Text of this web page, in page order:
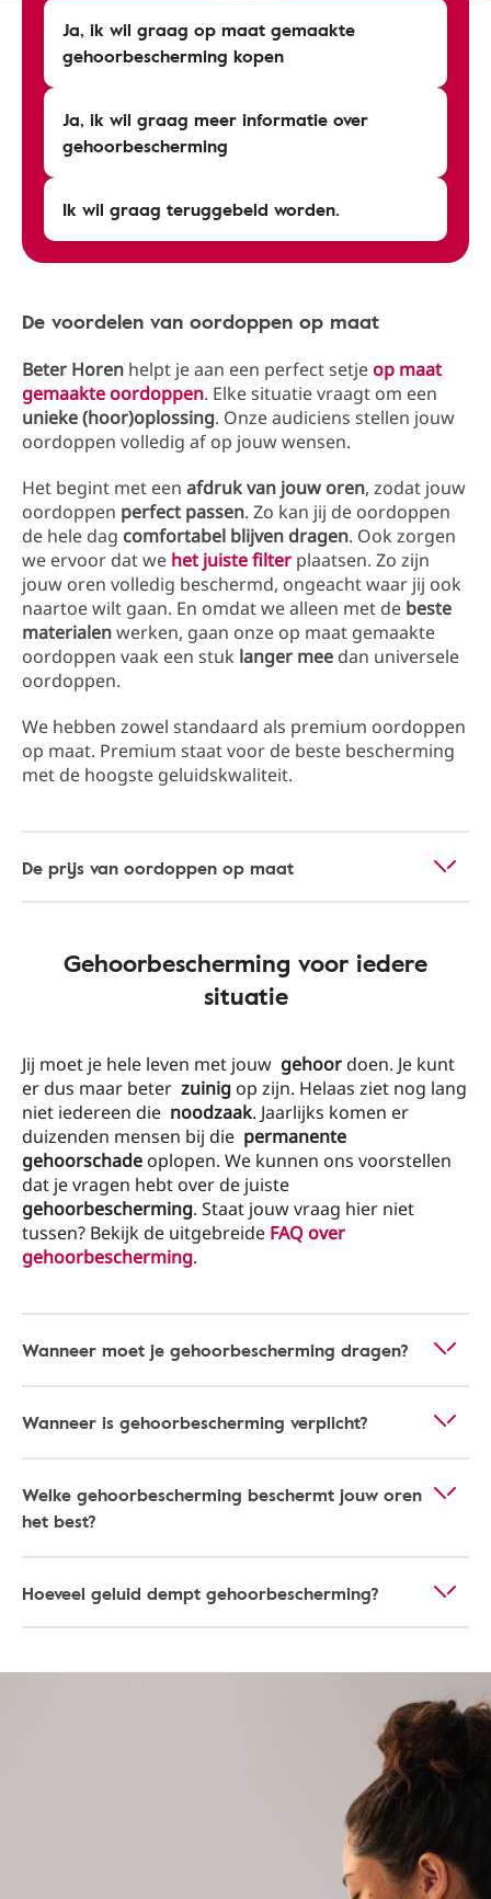
Ja, ik wil graag op maat gemaakte
gehoorbescherming kopen
Ja, ik wil graag meer informatie over
gehoorbescherming
Ik wil graag teruggebeld worden.
De voordelen van oordoppen op maat
Beter Horen helpt je aan een perfect setjeop maat
gemaakte oordoppen. Elke situatie vraagt om een
unieke (hoor)oplossing. Onze audiciens stellen jouw
oordoppen volledig af op jouw wensen.
Het begint met een afdruk van jouw oren, zodat jouw
oordoppen perfect passen. Zo kan jij de oordoppen
de hele dag comfortabel blijven dragen. Ook zorgen
we ervoor dat we het juiste filter plaatsen. Zo zijn
jouw oren volledig beschermd, ongeacht waar jij ook
naartoe wilt gaan. En omdat we alleen met de beste
materialenwerken, gaan onze op maat gemaakte
oordoppen vaak een stuk langer mee dan universele
oordoppen.
We hebben zowel standaard als premium oordoppen
op maat. Premium staat voor de beste bescherming
met de hoogste geluidskwaliteit.
De prijs van oordoppen op maat
Gehoorbescherming voor iedere
situatie
Jij moet je hele leven met jouw gehoordoen. Je kunt
er dus maar beter zuinigop zijn. Helaas ziet nog lang
niet iedereen die noodzaak. Jaarlijks komen er
duizenden mensen bij die permanente
gehoorschadeoplopen. We kunnen ons voorstellen
dat je vragen hebt over de juiste
gehoorbescherming. Staat jouw vraag hier niet
tussen? Bekijk de uitgebreide FAQ over
gehoorbescherming.
Wanneer moet je gehoorbescherming dragen?
Wanneer is gehoorbescherming verplicht?
Welke gehoorbescherming beschermt jouw oren
het best?
Hoeveel geluid dempt gehoorbescherming?